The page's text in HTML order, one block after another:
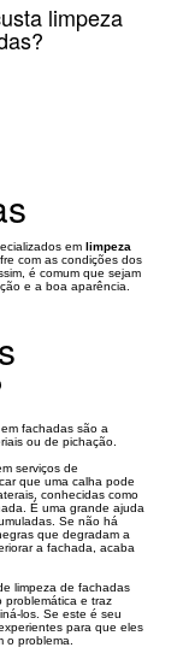
limpeza
em limpeza
com as condições dos
é comum que sejam
e a boa aparência.
fachadas são a
ou de pichação.
serviços de
que uma calha pode
conhecidas como
É uma grande ajuda
Se não há
que degradam a
a fachada, acaba
limpeza de fachadas
problemática e traz
los. Se este é seu
para que eles
o problema.